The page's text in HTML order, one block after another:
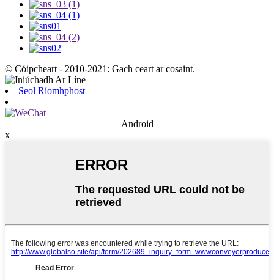
© Cóipcheart - 2010-2021: Gach ceart ar cosaint.
Seol Ríomhphost
Android
x